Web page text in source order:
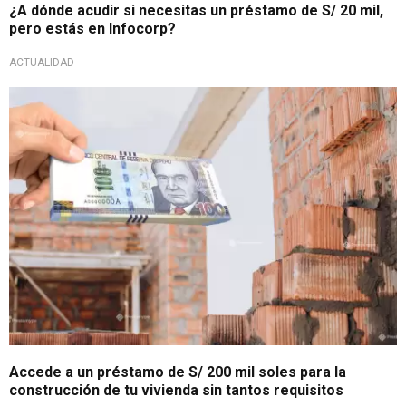
¿A dónde acudir si necesitas un préstamo de S/ 20 mil,
pero estás en Infocorp?
ACTUALIDAD
¡Gran oportunidad!
Accede a un préstamo de S/ 200 mil soles para la
construcción de tu vivienda sin tantos requisitos